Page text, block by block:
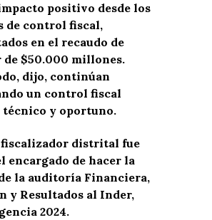
positivo desde los
de control fiscal,
en el recaudo de
de $50.000 millones.
dijo, continúan
un control fiscal
técnico y oportuno.
fiscalizador distrital fue
encargado de hacer la
la auditoría Financiera,
y Resultados al Inder,
2024.